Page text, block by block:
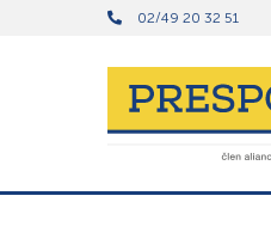
02/49 20 32 51